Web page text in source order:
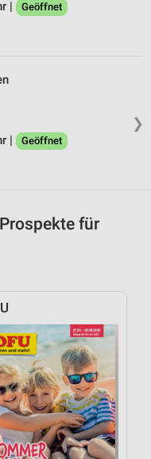
| Geöffnet
❯
|
Geöffnet
für